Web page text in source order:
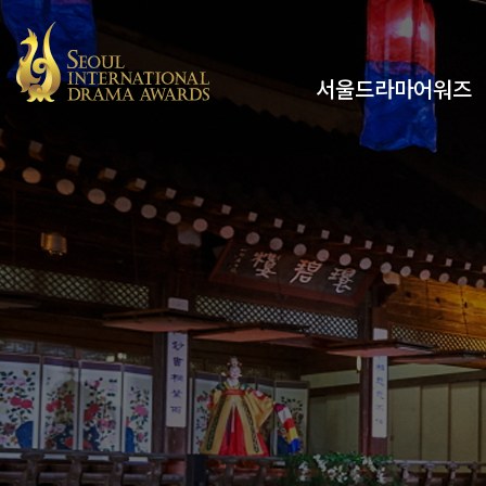
서울드라마어워즈
유튜브
인스타그램
x
페이스북